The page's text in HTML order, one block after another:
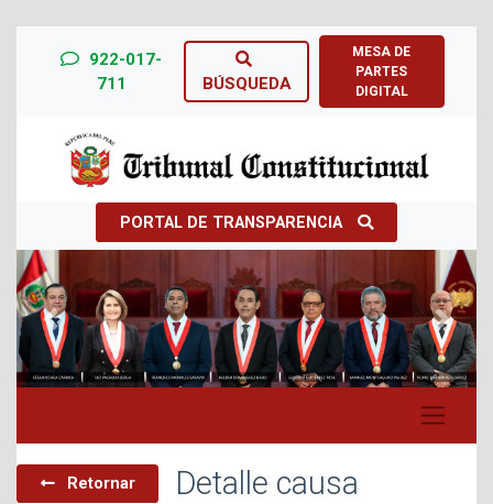
922-017-
711
BÚSQUEDA
MESA DE
PARTES
DIGITAL
PORTAL DE TRANSPARENCIA
Previous Next
Retornar Detalle causa